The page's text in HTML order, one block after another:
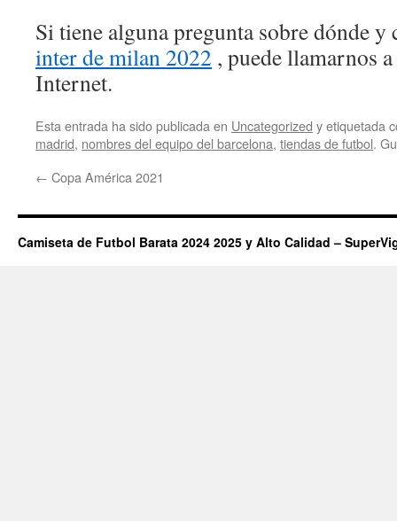
Si tiene alguna pregunta sobre dónde
inter de milan 2022 , puede llamarnos
Internet.
Esta entrada ha sido publicada en Uncategorized y etiquetada
madrid, nombres del equipo del barcelona, tiendas de futbol.
← Copa América 2021
Camiseta de Futbol Barata 2024 2025 y Alto Calidad –